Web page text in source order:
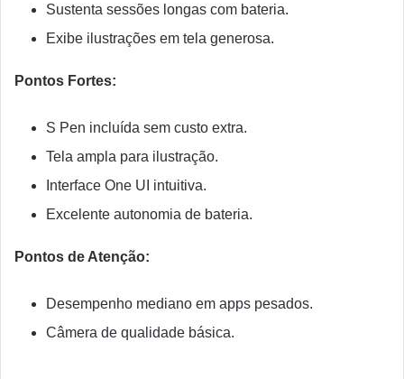
Sustenta sessões longas com bateria.
Exibe ilustrações em tela generosa.
Pontos Fortes:
S Pen incluída sem custo extra.
Tela ampla para ilustração.
Interface One UI intuitiva.
Excelente autonomia de bateria.
Pontos de Atenção:
Desempenho mediano em apps pesados.
Câmera de qualidade básica.